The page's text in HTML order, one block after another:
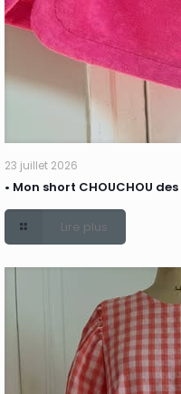
23 juillet 2026
• Mon short CHOUCHOU
Lire plus